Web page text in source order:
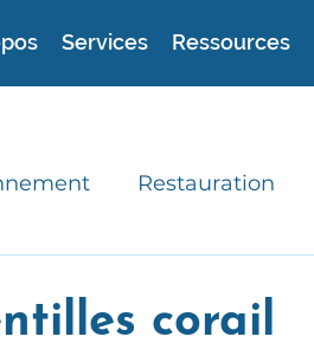
Services Ressources
Restauration
corail